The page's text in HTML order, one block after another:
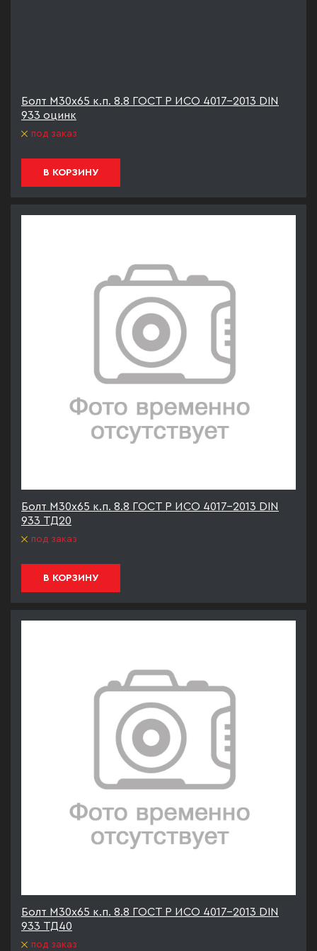
Болт М30х65 к.п. 8.8 ГОСТ Р ИСО 4017-2013 DIN
933 оцинк
под заказ
В КОРЗИНУ
Болт М30х65 к.п. 8.8 ГОСТ Р ИСО 4017-2013 DIN
933 ТД20
под заказ
В КОРЗИНУ
Болт М30х65 к.п. 8.8 ГОСТ Р ИСО 4017-2013 DIN
933 ТД40
под заказ